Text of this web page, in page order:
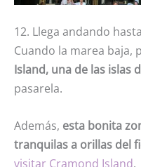
12. Llega andando
Cuando la marea baja,
Island, una de las islas
pasarela.
Además, esta bonita
tranquilas a orillas del
visitar Cramond Island.